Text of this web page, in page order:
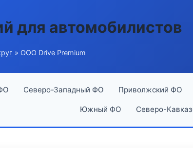
для автомобилистов
» ООО Drive Premium
Северо-Западный ФО Приволжский ФО
Южный ФО Северо-